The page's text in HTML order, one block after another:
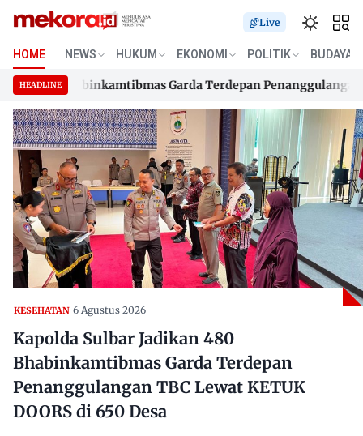
Skip
content
Live
HOME NEWS HUKUM EKONOMI POLITIK BUDAYA
HEADLINE
Bhabinkamtibmas Garda Terdepan Penanggulangan TBC
Bhabinkamtibmas Garda Terdepan Penanggulangan TBC
KESEHATAN 6 Agustus 2026
Kapolda Sulbar Jadikan 480
Bhabinkamtibmas Garda Terdepan
Penanggulangan TBC Lewat KETUK
DOORS di 650 Desa